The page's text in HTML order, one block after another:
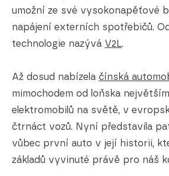
umožní ze své vysokonapěťové
napájení externích spotřebičů.
technologie nazývá V2L.
Až dosud nabízela čínská
mimochodem od loňska
elektromobilů na světě, v
čtrnáct vozů. Nyní představila
vůbec první auto v její historii,
základů vyvinuté právě pro náš